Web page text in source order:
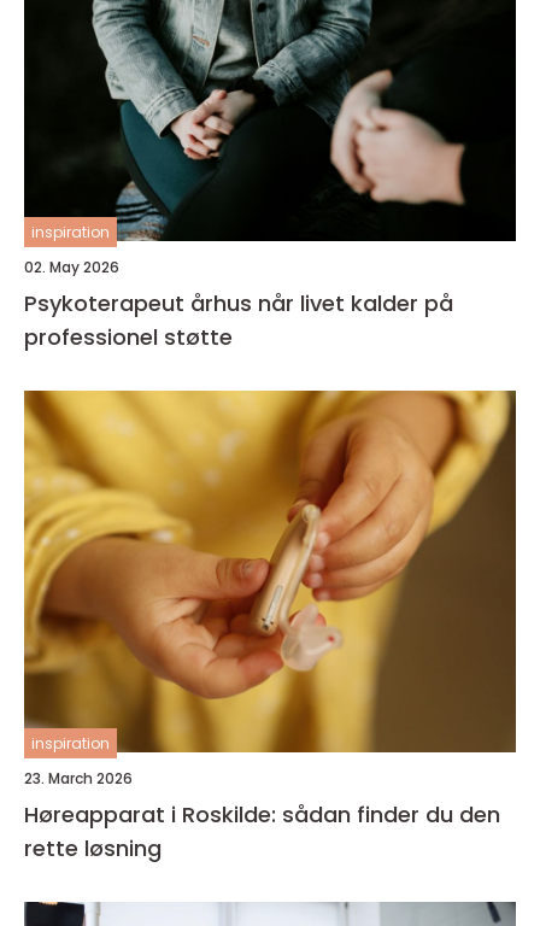
inspiration
02. May 2026
Psykoterapeut århus når livet kalder på
professionel støtte
inspiration
23. March 2026
Høreapparat i Roskilde: sådan finder du den
rette løsning